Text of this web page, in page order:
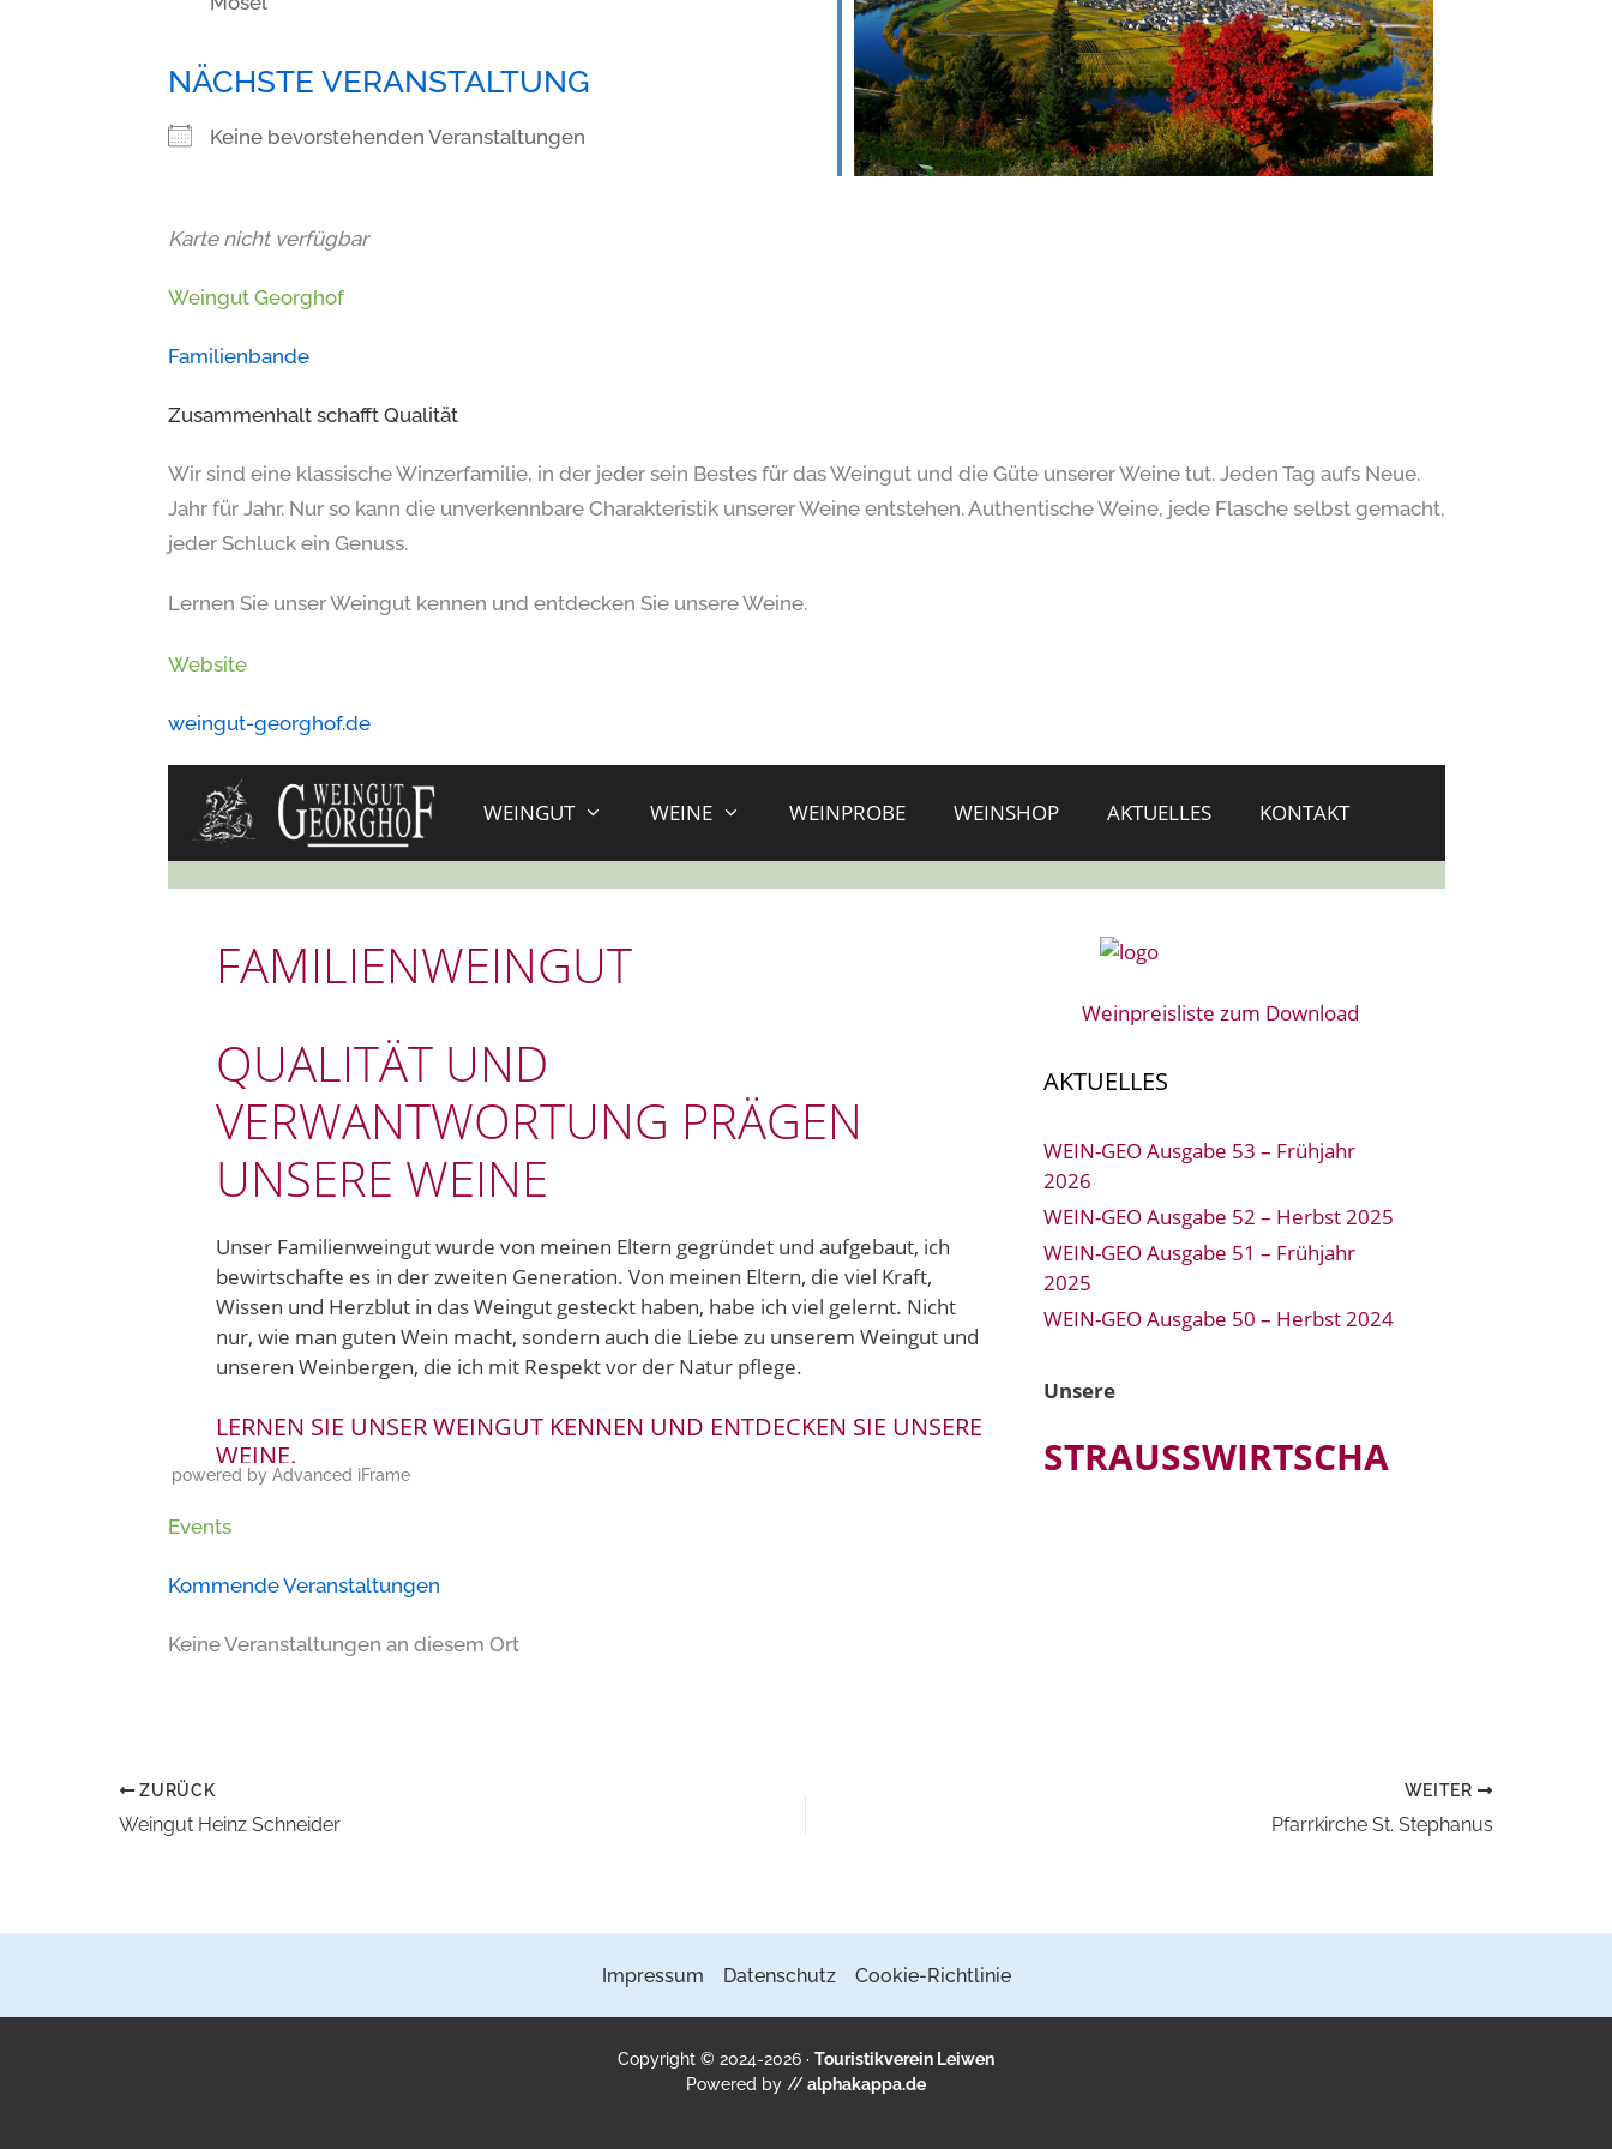
NÄCHSTE VERANSTALTUNG
Keine bevorstehenden Veranstaltungen
Karte nicht verfügbar
Weingut Georghof
Familienbande
Zusammenhalt schafft Qualität
Wir sind eine klassische Winzerfamilie, in der jeder sein Bestes für das Weingut und die Güte unserer Weine tut. Jeden Tag aufs Neue.
Jahr für Jahr. Nur so kann die unverkennbare Charakteristik unserer Weine entstehen. Authentische Weine, jede Flasche selbst gemacht,
jeder Schluck ein Genuss.
Lernen Sie unser Weingut kennen und entdecken Sie unsere Weine.
Website
weingut-georghof.de
powered by Advanced iFrame
Events
Kommende Veranstaltungen
Keine Veranstaltungen an diesem Ort
ZURÜCK
Weingut Heinz Schneider
WEITER
Pfarrkirche St. Stephanus
Impressum Datenschutz Cookie-Richtlinie
Copyright © 2024-2026 · Touristikverein Leiwen
Powered by //alphakappa.de